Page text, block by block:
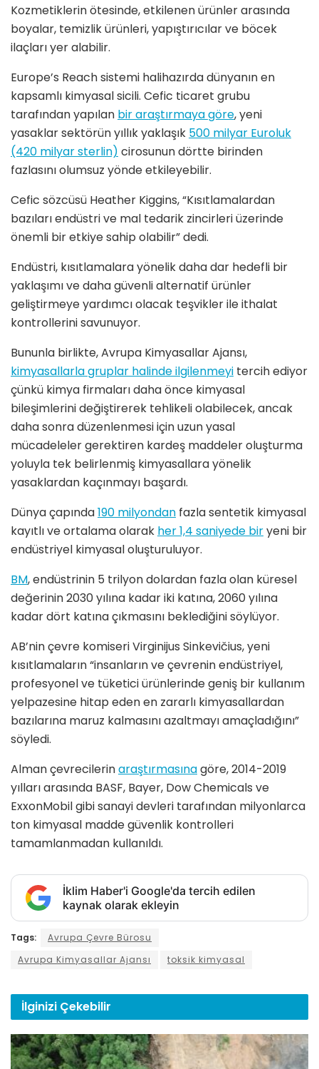
Kozmetiklerin ötesinde, etkilenen ürünler arasında
boyalar, temizlik ürünleri, yapıştırıcılar ve böcek
ilaçları yer alabilir.
Europe’s Reach sistemi halihazırda dünyanın en
kapsamlı kimyasal sicili. Cefic ticaret grubu
tarafından yapılan bir araştırmaya göre, yeni
yasaklar sektörün yıllık yaklaşık 500 milyar Euroluk
(420 milyar sterlin) cirosunun dörtte birinden
fazlasını olumsuz yönde etkileyebilir.
Cefic sözcüsü Heather Kiggins, “Kısıtlamalardan
bazıları endüstri ve mal tedarik zincirleri üzerinde
önemli bir etkiye sahip olabilir” dedi.
Endüstri, kısıtlamalara yönelik daha dar hedefli bir
yaklaşımı ve daha güvenli alternatif ürünler
geliştirmeye yardımcı olacak teşvikler ile ithalat
kontrollerini savunuyor.
Bununla birlikte, Avrupa Kimyasallar Ajansı,
kimyasallarla gruplar halinde ilgilenmeyi tercih ediyor
çünkü kimya firmaları daha önce kimyasal
bileşimlerini değiştirerek tehlikeli olabilecek, ancak
daha sonra düzenlenmesi için uzun yasal
mücadeleler gerektiren kardeş maddeler oluşturma
yoluyla tek belirlenmiş kimyasallara yönelik
yasaklardan kaçınmayı başardı.
Dünya çapında190 milyondan fazla sentetik kimyasal
kayıtlı ve ortalama olarak her 1,4 saniyede biryeni bir
endüstriyel kimyasal oluşturuluyor.
BM, endüstrinin 5 trilyon dolardan fazla olan küresel
değerinin 2030 yılına kadar iki katına, 2060 yılına
kadar dört katına çıkmasını beklediğini söylüyor.
AB’nin çevre komiseri Virginijus Sinkevičius, yeni
kısıtlamaların “insanların ve çevrenin endüstriyel,
profesyonel ve tüketici ürünlerinde geniş bir kullanım
yelpazesine hitap eden en zararlı kimyasallardan
bazılarına maruz kalmasını azaltmayı amaçladığını”
söyledi.
Alman çevrecilerinaraştırmasınagöre, 2014-2019
yılları arasında BASF, Bayer, Dow Chemicals ve
ExxonMobil gibi sanayi devleri tarafından milyonlarca
ton kimyasal madde güvenlik kontrolleri
tamamlanmadan kullanıldı.
İklim Haber'i Google'da tercih edilen
kaynak olarak ekleyin
Tags:
Avrupa Çevre Bürosu
Avrupa Kimyasallar Ajansı
toksik kimyasal
İlginizi Çekebilir